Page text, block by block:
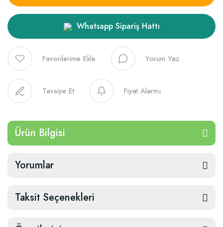
Whatsapp Sipariş Hattı
Yorum Yaz
Tavsiye Et Fiyat Alarmı
Ürün Bilgisi
Yorumlar
Taksit Seçenekleri